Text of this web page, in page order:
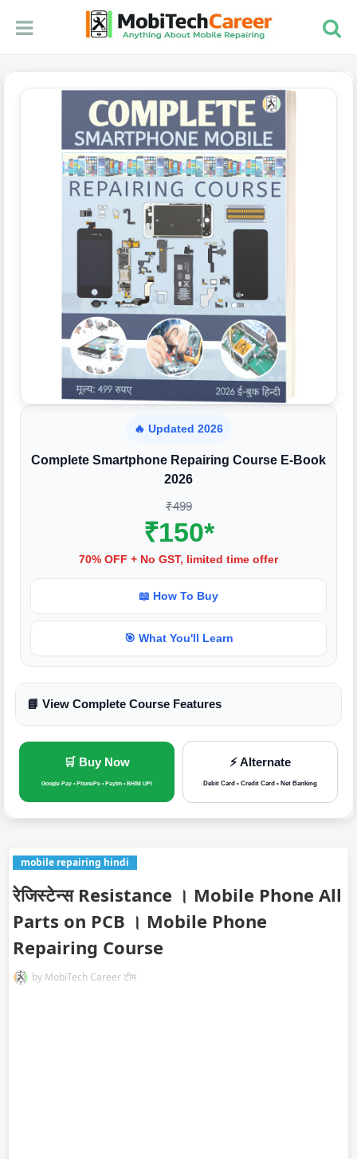
🔥 Updated 2026
Complete Smartphone Repairing Course E-Book
2026
₹499
₹150*
70% OFF + No GST, limited time offer
📖 How To Buy
🎯 What You'll Learn
📘 View Complete Course Features
🛒 Buy Now
Google Pay • PhonePe • Paytm • BHIM UPI
⚡ Alternate
Debit Card • Credit Card • Net Banking
mobile repairing hindi
रेजिस्टेन्स Resistance । Mobile Phone All
Parts on PCB । Mobile Phone
Repairing Course
by MobiTech Career टीम